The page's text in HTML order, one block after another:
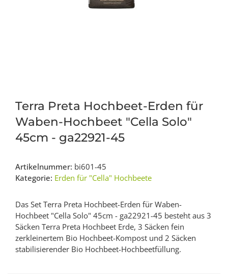
Terra Preta Hochbeet-Erden für
Waben-Hochbeet "Cella Solo"
45cm - ga22921-45
Artikelnummer: bi601-45
Kategorie: Erden für "Cella" Hochbeete
Das Set Terra Preta Hochbeet-Erden für Waben-
Hochbeet "Cella Solo" 45cm - ga22921-45 besteht aus 3
Säcken Terra Preta Hochbeet Erde, 3 Säcken fein
zerkleinertem Bio Hochbeet-Kompost und 2 Säcken
stabilisierender Bio Hochbeet-Hochbeetfüllung.